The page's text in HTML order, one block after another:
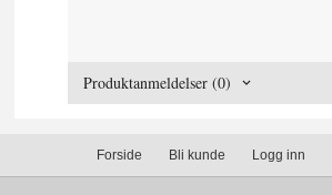
Produktanmeldelser (0)
Forside Bli kunde Logg inn